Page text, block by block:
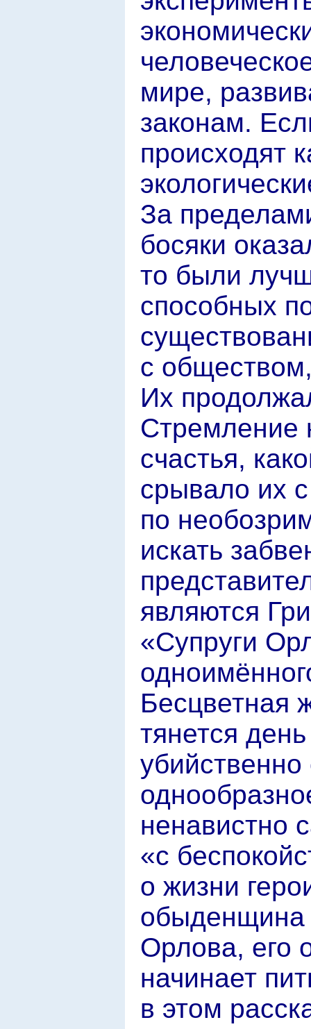
мире,
законам.
происходят
За
босяки
то были
способных
с
Их
Стремление
счастья,
срывало их
по
искать
являются
«Супруги
Бесцветная
тянется
ненавистно
«с
о жизни
обыденщина
Орлова, его
начинает
в этом